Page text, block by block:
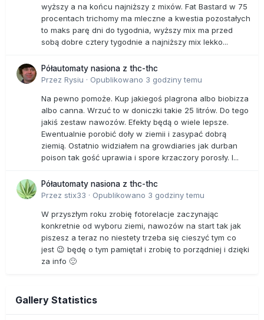
wyższy a na końcu najniższy z mixów. Fat Bastard w 75
procentach trichomy ma mleczne a kwestia pozostałych
to maks parę dni do tygodnia, wyższy mix ma przed
sobą dobre cztery tygodnie a najniższy mix lekko...
Półautomaty nasiona z thc-thc
Przez Rysiu · Opublikowano 3 godziny temu
Na pewno pomoże. Kup jakiegoś plagrona albo biobizza
albo canna. Wrzuć to w doniczki takie 25 litrów. Do tego
jakiś zestaw nawozów. Efekty będą o wiele lepsze.
Ewentualnie porobić doły w ziemii i zasypać dobrą
ziemią. Ostatnio widziałem na growdiaries jak durban
poison tak gość uprawia i spore krzaczory porosły. I...
Półautomaty nasiona z thc-thc
Przez stix33 · Opublikowano 3 godziny temu
W przyszłym roku zrobię fotorelacje zaczynając
konkretnie od wyboru ziemi, nawozów na start tak jak
piszesz a teraz no niestety trzeba się cieszyć tym co
jest 😉 będę o tym pamiętał i zrobię to porządniej i dzięki
za info 🙂
Gallery Statistics